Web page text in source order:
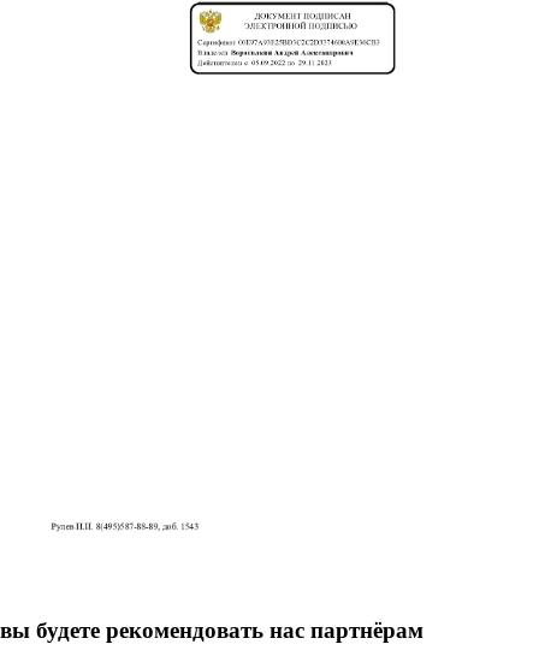
вы будете рекомендовать нас партнёрам